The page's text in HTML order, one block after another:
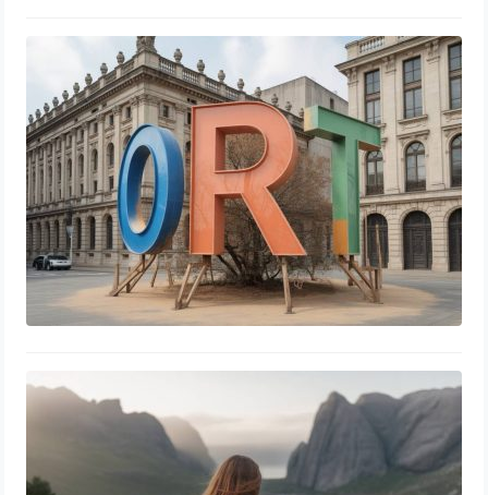
Monogram Robert Rauschenberg :
une œuvre engagée entre art et
écologie
une nouvelle lecture de l’écologie et
du vivre ensemble